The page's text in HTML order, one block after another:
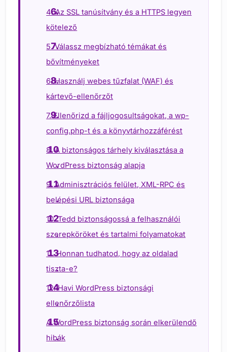
4. Az SSL tanúsítvány és a HTTPS legyen
kötelező
5. Válassz megbízható témákat és
bővítményeket
6. Használj webes tűzfalat (WAF) és
kártevő-ellenőrzőt
7. Ellenőrizd a fájljogosultságokat, a wp-
config.php-t és a könyvtárhozzáférést
8. A biztonságos tárhely kiválasztása a
WordPress biztonság alapja
9. Adminisztrációs felület, XML-RPC és
belépési URL biztonsága
10. Tedd biztonságossá a felhasználói
szerepköröket és tartalmi folyamatokat
11. Honnan tudhatod, hogy az oldalad
tiszta-e?
12. Havi WordPress biztonsági
ellenőrzőlista
A WordPress biztonság során elkerülendő
hibák